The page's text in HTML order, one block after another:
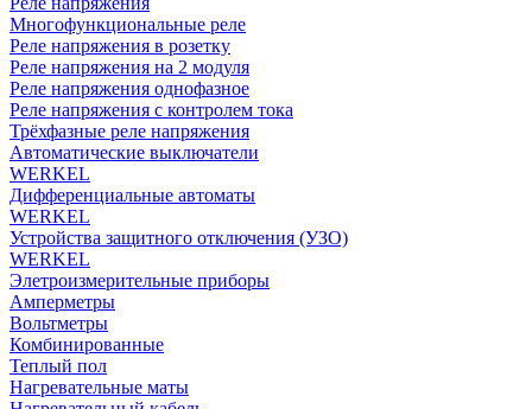
Многофункциональные реле
Реле напряжения в розетку
Реле напряжения на 2 модуля
Реле напряжения однофазное
Реле напряжения с контролем тока
Трёхфазные реле напряжения
Автоматические выключатели
WERKEL
Дифференциальные автоматы
WERKEL
Устройства защитного отключения (УЗО)
WERKEL
Элетроизмерительные приборы
Амперметры
Вольтметры
Комбинированные
Теплый пол
Нагревательные маты